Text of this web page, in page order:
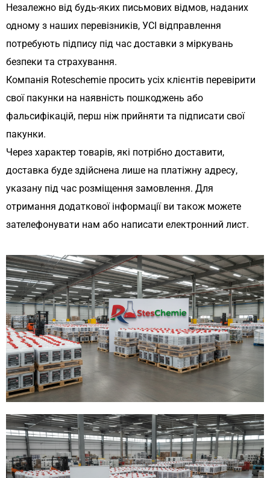
Незалежно від будь-яких письмових відмов, наданих
одному з наших перевізників, УСІ відправлення
потребують підпису під час доставки з міркувань
безпеки та страхування.
Компанія Roteschemie просить усіх клієнтів перевірити
свої пакунки на наявність пошкоджень або
фальсифікацій, перш ніж прийняти та підписати свої
пакунки.
Через характер товарів, які потрібно доставити,
доставка буде здійснена лише на платіжну адресу,
указану під час розміщення замовлення. Для
отримання додаткової інформації ви також можете
зателефонувати нам або написати електронний лист.